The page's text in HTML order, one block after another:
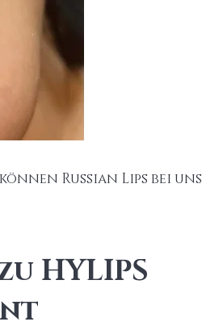
können Russian Lips bei uns
HYLIPS